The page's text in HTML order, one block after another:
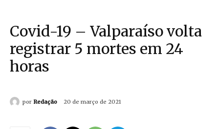
Covid-19 – Valparaíso volta
registrar 5 mortes em 24
horas
por Redação 20 de março de 2021